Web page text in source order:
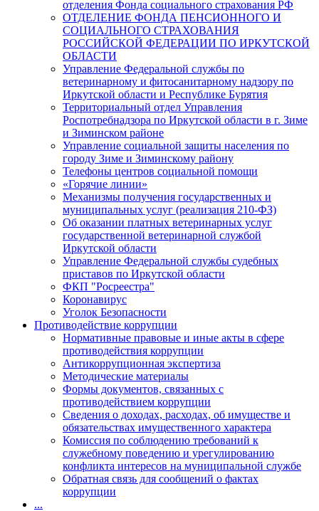
отделения Фонда социального страхования РФ
ОТДЕЛЕНИЕ ФОНДА ПЕНСИОННОГО И
СОЦИАЛЬНОГО СТРАХОВАНИЯ
РОССИЙСКОЙ ФЕДЕРАЦИИ ПО ИРКУТСКОЙ
ОБЛАСТИ
Управление Федеральной службы по
ветеринарному и фитосанитарному надзору по
Иркутской области и Республике Бурятия
Территориальный отдел Управления
Роспотребнадзора по Иркутской области в г. Зиме
и Зиминском районе
Управление социальной защиты населения по
городу Зиме и Зиминскому району
Телефоны центров социальной помощи
«Горячие линии»
Механизмы получения государственных и
муниципальных услуг (реализация 210-ФЗ)
Об оказании платных ветеринарных услуг
государственной ветеринарной службой
Иркутской области
Управление Федеральной службы судебных
приставов по Иркутской области
ФКП "Росреестра"
Коронавирус
Уголок Безопасности
Противодействие коррупции
Нормативные правовые и иные акты в сфере
противодействия коррупции
Антикоррупционная экспертиза
Методические материалы
Формы документов, связанных с
противодействием коррупции
Сведения о доходах, расходах, об имуществе и
обязательствах имущественного характера
Комиссия по соблюдению требований к
служебному поведению и урегулированию
конфликта интересов на муниципальной службе
Обратная связь для сообщений о фактах
коррупции
...